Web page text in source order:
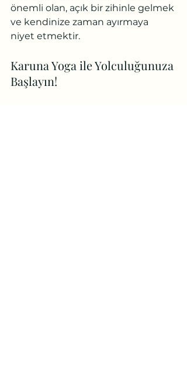
önemli olan, açık bir zihinle gelmek
ve kendinize zaman ayırmaya
niyet etmektir.
Karuna Yoga ile Yolculuğunuza
Başlayın!